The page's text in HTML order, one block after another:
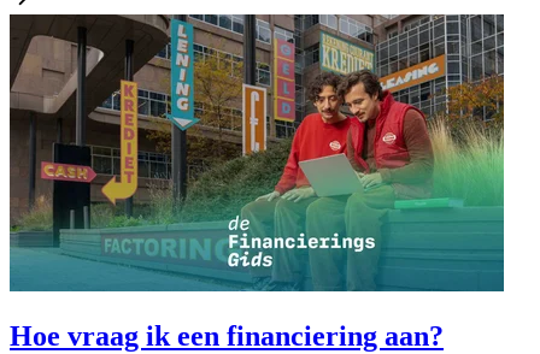
Hoe vraag ik een financiering aan?